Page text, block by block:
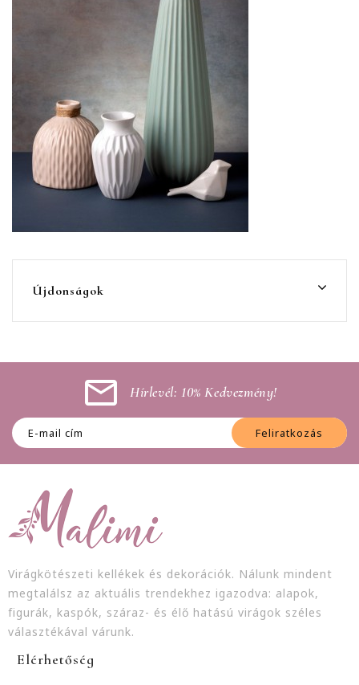
Újdonságok
Hírlevél: 10% Kedvezmény!
Feliratkozás
Virágkötészeti kellékek és dekorációk. Nálunk mindent
megtalálsz az aktuális trendekhez igazodva: alapok,
figurák, kaspók, száraz- és élő hatású virágok széles
választékával várunk.
Elérhetőség